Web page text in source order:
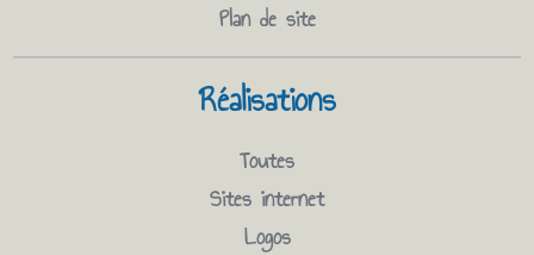
Plan de site
Réalisations
Toutes
Sites internet
Logos